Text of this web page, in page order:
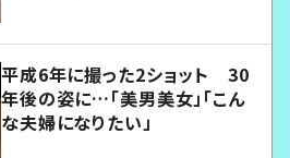
平成6年に撮った2ショット 30
年後の姿に…「美男美女」「こん
な夫婦になりたい」